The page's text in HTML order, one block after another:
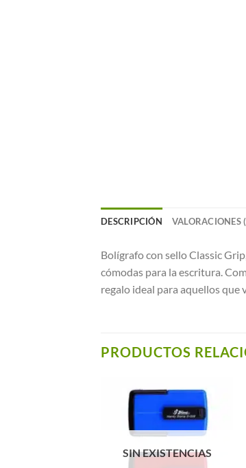
DESCRIPCIÓN VALORACIONES
Bolígrafo con sello Classic
cómodas para la escritura.
regalo ideal para aquellos
PRODUCTOS
Añadir a
Favoritos
SIN EXISTENCIAS